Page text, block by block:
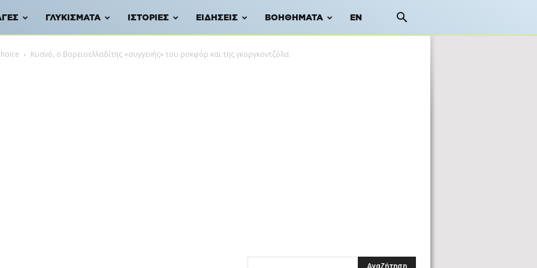
ΓΛΥΚΊΣΜΑΤΑ ΙΣΤΟΡΊΕΣ ΕΙΔΉΣΕΙΣ ΒΟΗΘΉΜΑΤΑ EN
Κυανό, ο Βορειοελλαδίτης «συγγενής» του ροκφόρ και της γκοργκοντζόλα